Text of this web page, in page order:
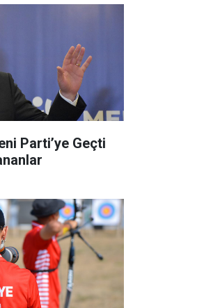
Parti’ye Geçti